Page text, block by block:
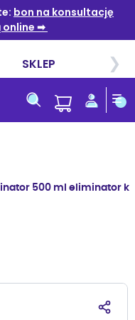
500 ml eliminator